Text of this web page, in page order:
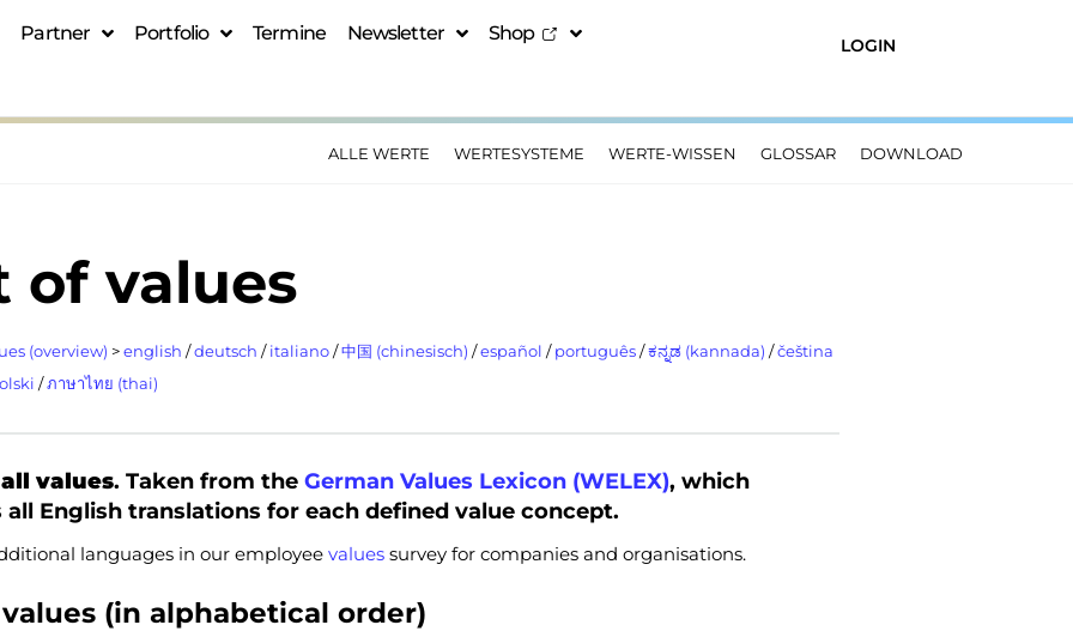
Partner Portfolio Termine Newsletter Shop
LOGIN
ALLE WERTE WERTESYSTEME WERTE-WISSEN GLOSSAR DOWNLOAD
of values
(overview) >english /deutsch /italiano/中国 (chinesisch) /español /português/ಕನ್ನಡ (kannada) /čeština
/ภาษาไทย (thai)
values. Taken from theGerman Values Lexicon (WELEX), which
all English translations for each defined value concept.
languages in our employeevalues survey for companies and organisations.
(in alphabetical order)